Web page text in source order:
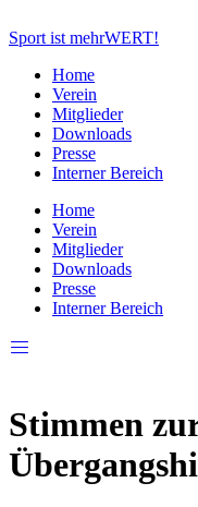
Inhalt
Sport ist mehrWERT!
Home
Verein
Mitglieder
Downloads
Presse
Interner Bereich
Home
Verein
Mitglieder
Downloads
Presse
Interner Bereich
Stimmen